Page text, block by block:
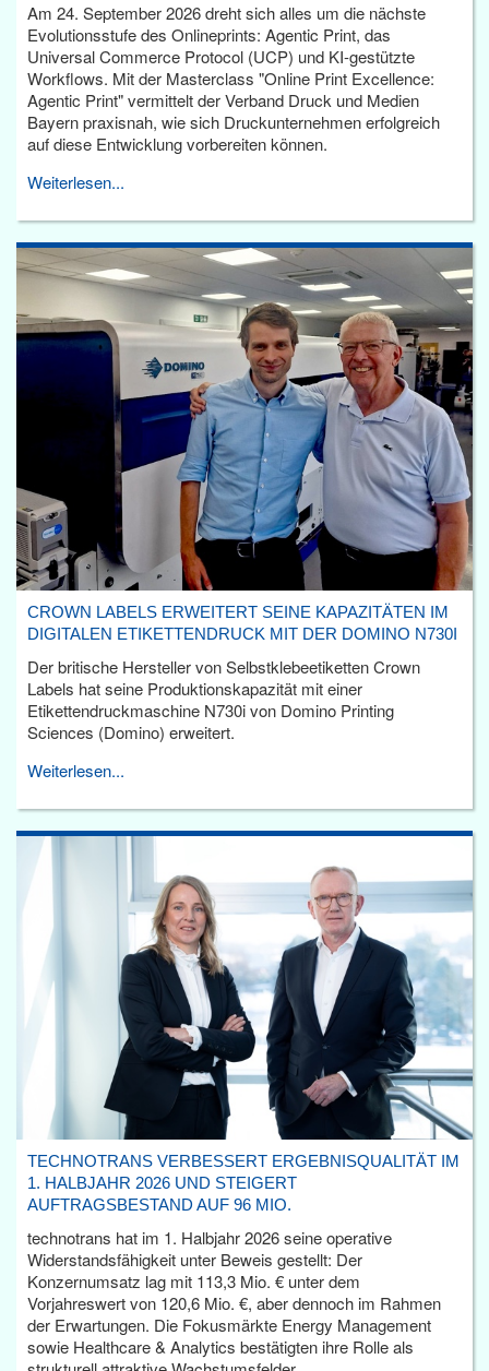
Am 24. September 2026 dreht sich alles um die nächste
Evolutionsstufe des Onlineprints: Agentic Print, das
Universal Commerce Protocol (UCP) und KI-gestützte
Workflows. Mit der Masterclass "Online Print Excellence:
Agentic Print" vermittelt der Verband Druck und Medien
Bayern praxisnah, wie sich Druckunternehmen erfolgreich
auf diese Entwicklung vorbereiten können.
Weiterlesen...
CROWN LABELS ERWEITERT SEINE KAPAZITÄTEN IM
DIGITALEN ETIKETTENDRUCK MIT DER DOMINO N730I
Der britische Hersteller von Selbstklebeetiketten Crown
Labels hat seine Produktionskapazität mit einer
Etikettendruckmaschine N730i von Domino Printing
Sciences (Domino) erweitert.
Weiterlesen...
TECHNOTRANS VERBESSERT ERGEBNISQUALITÄT IM
1. HALBJAHR 2026 UND STEIGERT
AUFTRAGSBESTAND AUF 96 MIO.
technotrans hat im 1. Halbjahr 2026 seine operative
Widerstandsfähigkeit unter Beweis gestellt: Der
Konzernumsatz lag mit 113,3 Mio. € unter dem
Vorjahreswert von 120,6 Mio. €, aber dennoch im Rahmen
der Erwartungen. Die Fokusmärkte Energy Management
sowie Healthcare & Analytics bestätigten ihre Rolle als